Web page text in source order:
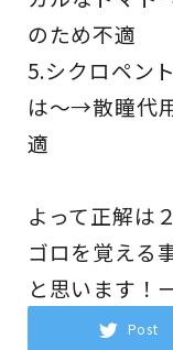
のため不適
5.シクロペン
は〜→散瞳代
適
よって正解は
ゴロを覚える
と思います！
Post